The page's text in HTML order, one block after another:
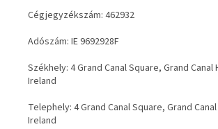
Cégjegyzékszám: 462932
Adószám: IE 9692928F
Székhely: 4 Grand Canal Square, Grand Canal
Ireland
Telephely: 4 Grand Canal Square, Grand
Ireland